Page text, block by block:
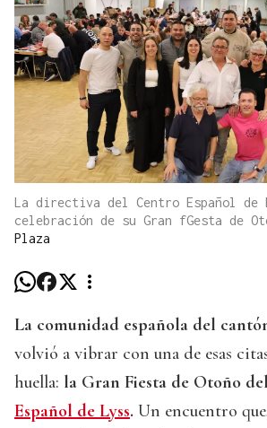
La directiva del Centro Español de
celebración de su Gran fGesta de
Plaza
La comunidad española del
volvió a vibrar con una de esas
huella: la Gran Fiesta de Otoño del
Español de Lyss. Un encuentro